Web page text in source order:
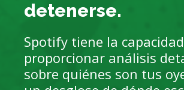
detenerse.
Spotify tiene la
proporcionar análisis
sobre quiénes son tus